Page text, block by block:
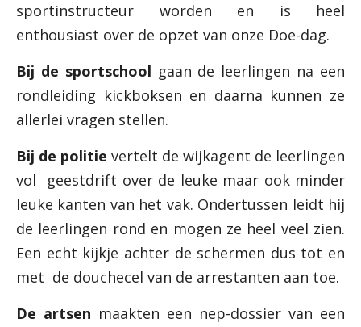
sportinstructeur worden en is heel
enthousiast over de opzet van onze Doe-dag.
Bij de sportschool gaan de leerlingen na een
rondleiding kickboksen en daarna kunnen ze
allerlei vragen stellen.
Bij de politie vertelt de wijkagent de leerlingen
vol geestdrift over de leuke maar ook minder
leuke kanten van het vak. Ondertussen leidt hij
de leerlingen rond en mogen ze heel veel zien.
Een echt kijkje achter de schermen dus tot en
met de douchecel van de arrestanten aan toe.
De artsen maakten een nep-dossier van een